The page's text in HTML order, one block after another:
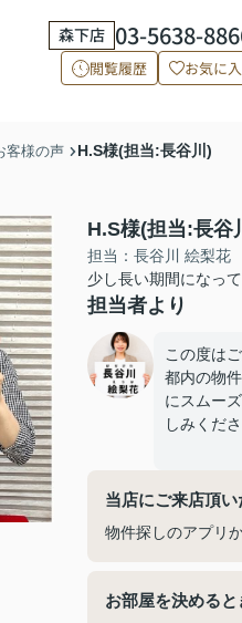
森下店 03-5638-
閲覧履歴 お気に
客様の声 H.S様(担当:長谷川)
H.S様(担当:長谷
担当：長谷川 絵梨花
少し長い期間になっ
担当者より
この度は
都内の物
にスムー
しみくだ
当店にご来店頂
物件探しのアプリ
お部屋を決める